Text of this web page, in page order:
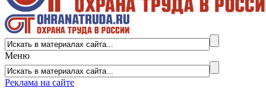
Меню
Реклама на сайте